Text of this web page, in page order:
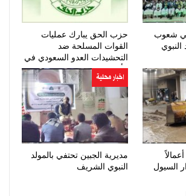
شعوب
النبوي
حزب الحق يبارك عمليات
القوات المسلحة ضد
التحشيدات العدو السعودي في
مأرب وحضرموت
السيول
اخبار محلية
مديرية الجبين تحتفي بالمولد
النبوي الشريف